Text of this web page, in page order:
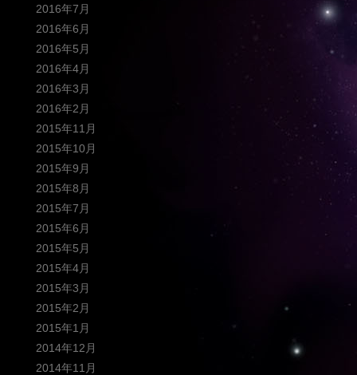
2016年7月
2016年6月
2016年5月
2016年4月
2016年3月
2016年2月
2015年11月
2015年10月
2015年9月
2015年8月
2015年7月
2015年6月
2015年5月
2015年4月
2015年3月
2015年2月
2015年1月
2014年12月
2014年11月